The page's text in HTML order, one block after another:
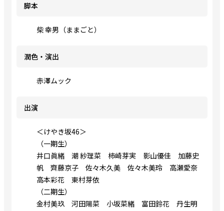
脚本
柴 幸男（ままごと）
潤色・演出
赤澤ムック
出演
＜けやき坂46＞
（一期生）
井口眞緒 潮 紗理菜 柿崎芽実 影山優佳 加藤史
帆 齊藤京子 佐々木久美 佐々木美玲 高瀬愛奈
高本彩花 東村芽依
（二期生）
金村美玖 河田陽菜 小坂菜緒 富田鈴花 丹生明